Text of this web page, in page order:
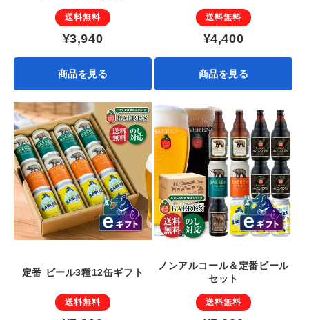
送料無料
¥3,940
商品を見る
送料無料
¥4,400
商品を見る
定番 ビール3種12缶ギフト
送料無料
ノンアルコール＆定番ビール
セット
送料無料